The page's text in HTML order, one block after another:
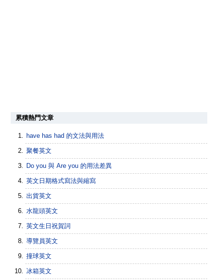
累積熱門文章
have has had 的文法與用法
聚餐英文
Do you 與 Are you 的用法差異
英文日期格式寫法與縮寫
出貨英文
水龍頭英文
英文生日祝賀詞
導覽員英文
撞球英文
冰箱英文